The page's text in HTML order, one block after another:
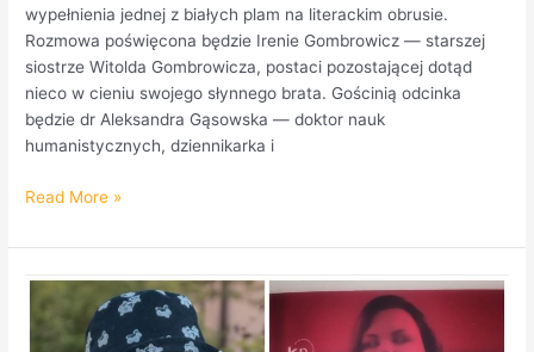
wypełnienia jednej z białych plam na literackim obrusie.
Rozmowa poświęcona będzie Irenie Gombrowicz — starszej
siostrze Witolda Gombrowicza, postaci pozostającej dotąd
nieco w cieniu swojego słynnego brata. Gościnią odcinka
będzie dr Aleksandra Gąsowska — doktor nauk
humanistycznych, dziennikarka i
Read More »
Maria
Mamczur